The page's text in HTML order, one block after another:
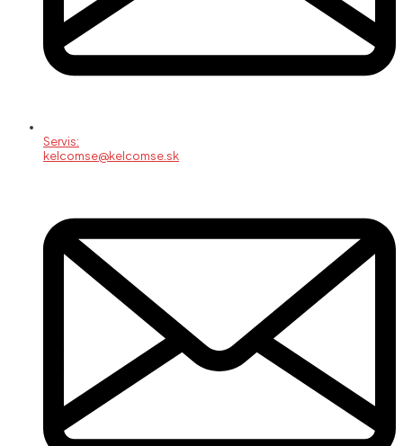
Servis:
kelcomse@kelcomse.sk